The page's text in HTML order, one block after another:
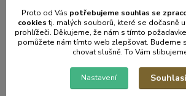
Zahradní postřikovače - skvělý
Proto od Vás potřebujeme souhlas se
cookiestj. malých souborů, které se dočasně
prohlížeči. Děkujeme, že nám s tímto
pomůžete nám tímto web zlepšovat. Budeme
chovat slušně. To Vám
Nastavení